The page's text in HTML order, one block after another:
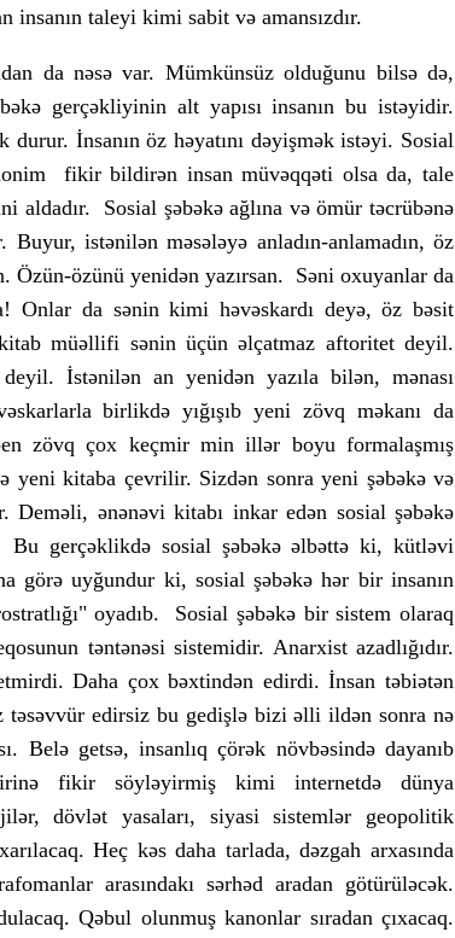
taleyi kimi sabit və amansızdır.
da nəsə var. Mümkünsüz olduğunu bilsə də,
gerçəkliyinin alt yapısı insanın bu istəyidir.
İnsanın öz həyatını dəyişmək istəyi. Sosial
fikir bildirən insan müvəqqəti olsa da, tale
aldadır. Sosial şəbəkə ağlına və ömür təcrübənə
istənilən məsələyə anladın-anlamadın, öz
özünü yenidən yazırsan. Səni oxuyanlar da
Onlar da sənin kimi həvəskardı deyə, öz bəsit
müəllifi sənin üçün əlçatmaz aftoritet deyil.
İstənilən an yenidən yazıla bilən, mənası
birlikdə yığışıb yeni zövq məkanı da
zövq çox keçmir min illər boyu formalaşmış
yeni kitaba çevrilir. Sizdən sonra yeni şəbəkə və
Deməli, ənənəvi kitabı inkar edən sosial şəbəkə
gerçəklikdə sosial şəbəkə əlbəttə ki, kütləvi
görə uyğundur ki, sosial şəbəkə hər bir insanın
oyadıb. Sosial şəbəkə bir sistem olaraq
təntənəsi sistemidir. Anarxist azadlığıdır.
Daha çox bəxtindən edirdi. İnsan təbiətən
edirsiz bu gedişlə bizi əlli ildən sonra nə
Belə getsə, insanlıq çörək növbəsində dayanıb
fikir söyləyirmiş kimi internetdə dünya
dövlət yasaları, siyasi sistemlər geopolitik
Heç kəs daha tarlada, dəzgah arxasında
arasındakı sərhəd aradan götürüləcək.
Qəbul olunmuş kanonlar sıradan çıxacaq.